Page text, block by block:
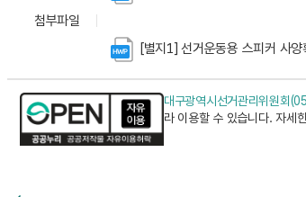
첨부파일
[별지1] 선거운동용 스피커 사
대구광역시선거관리위원회
라 이용할 수 있습니다. 자세